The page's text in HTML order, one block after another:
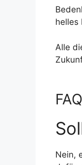
helles
Alle
Nein,